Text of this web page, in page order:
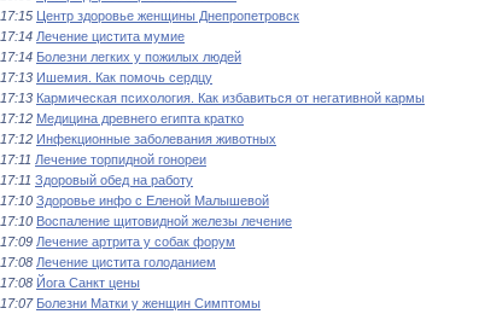
17:15 Центр здоровье женщины Днепропетровск
17:14 Лечение цистита мумие
17:14 Болезни легких у пожилых людей
17:13 Ишемия. Как помочь сердцу
17:13 Кармическая психология. Как избавиться от негативной кармы
17:12 Медицина древнего египта кратко
17:12 Инфекционные заболевания животных
17:11 Лечение торпидной гонореи
17:11 Здоровый обед на работу
17:10 Здоровье инфо с Еленой Малышевой
17:10 Воспаление щитовидной железы лечение
17:09 Лечение артрита у собак форум
17:08 Лечение цистита голоданием
17:08 Йога Санкт цены
17:07 Болезни Матки у женщин Симптомы